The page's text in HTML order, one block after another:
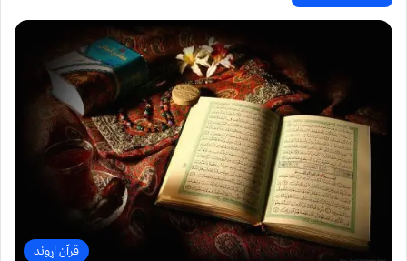
قرآن اړوند